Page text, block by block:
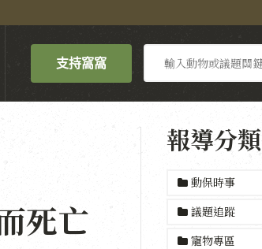
支持窩窩
尋
死亡
報導分類
動保時事
議題追蹤
寵物專區